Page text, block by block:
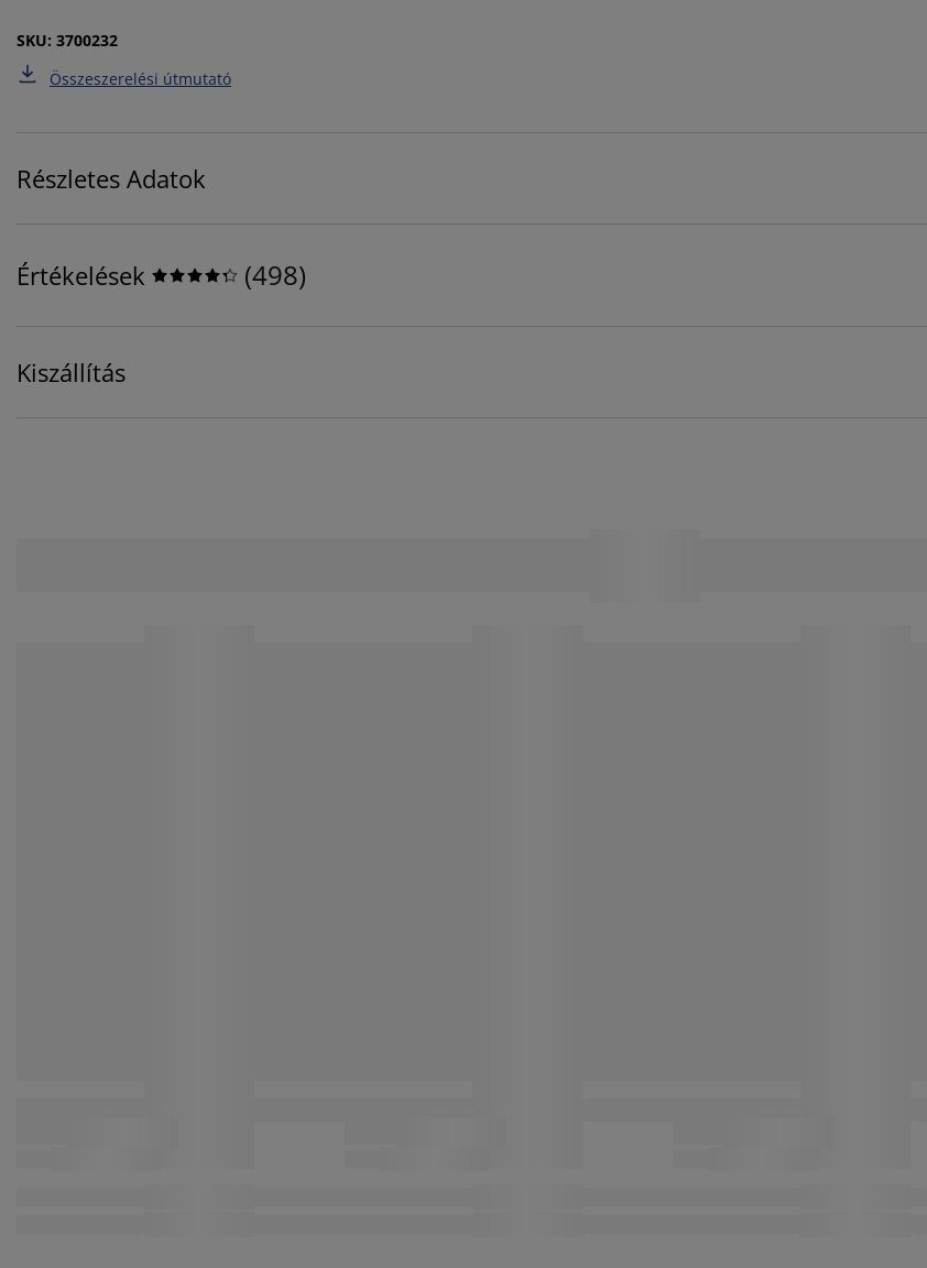
SKU: 3700232
Összeszerelési útmutató
Részletes Adatok
Értékelések (498)
Kiszállítás